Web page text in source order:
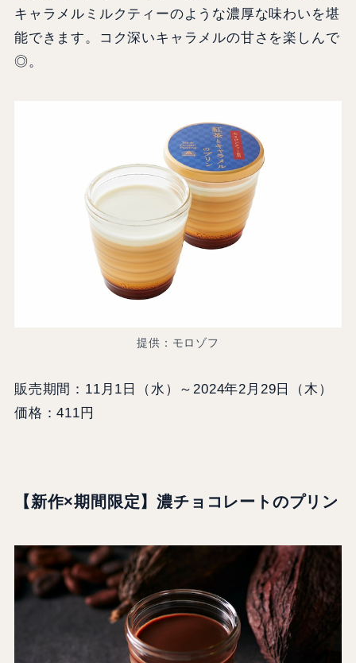
キャラメルミルクティーのような濃厚な味わいを堪
能できます。コク深いキャラメルの甘さを楽しんで
◎。
提供：モロゾフ
販売期間：11月1日（水）～2024年2月29日（木）
価格：411円
【新作×期間限定】濃チョコレートのプリン